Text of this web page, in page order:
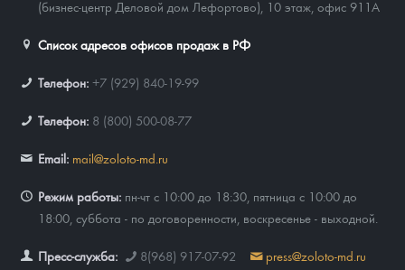
(бизнес-центр Деловой дом Лефортово), 10 этаж, офис 911А
Список адресов офисов продаж в РФ
Телефон: +7 (929) 840-19-99
Телефон: 8 (800) 500-08-77
Email: mail@zoloto-md.ru
Режим работы: пн-чт с 10:00 до 18:30, пятница с 10:00 до
18:00, суббота - по договоренности, воскресенье - выходной.
Пресс-служба: 8(968) 917-07-92 press@zoloto-md.ru